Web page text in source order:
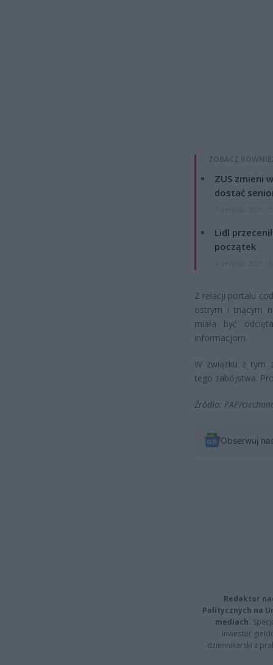
ZOBACZ
ZUS zmieni
dostać
Lidl
początek
Z relacji portalu
ostrym i tnącym
miała być
informacjom.
W związku z tym
tego zabójstwa.
Źródło: PAP/
Obserwuj
Redaktor
Politycznych na
mediach.
inwestor
dziennikarski z